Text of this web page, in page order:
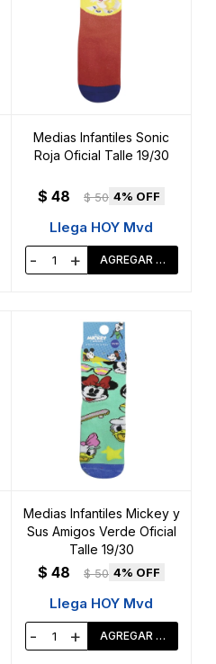
Medias Infantiles Sonic
Roja Oficial Talle 19/30
$ 48 $ 50 4
Llega HOY Mvd
- +
Medias Infantiles Mickey y
Sus Amigos Verde Oficial
Talle 19/30
$ 48 $ 50 4
Llega HOY Mvd
- +